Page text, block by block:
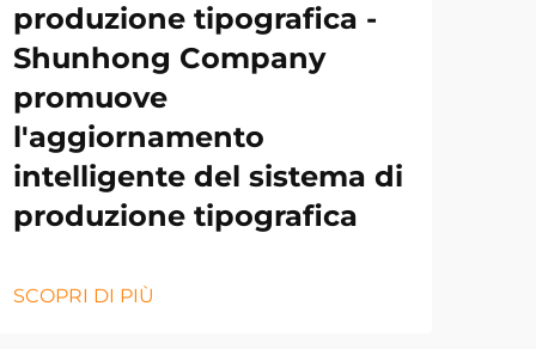
produzione tipografica -
Shunhong Company
promuove
l'aggiornamento
intelligente del sistema di
produzione tipografica
SCOPRI DI PIÙ